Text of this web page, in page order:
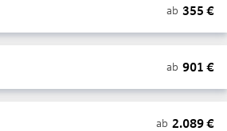
ab 355 €
ab 901 €
ab 2.089€